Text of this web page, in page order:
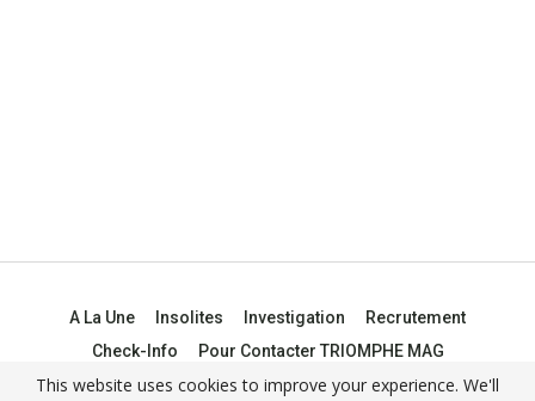
A La Une Insolites Investigation
Recrutement
Check-Info
Pour Contacter TRIOMPHE MAG
This website uses cookies to improve your experience. We'll